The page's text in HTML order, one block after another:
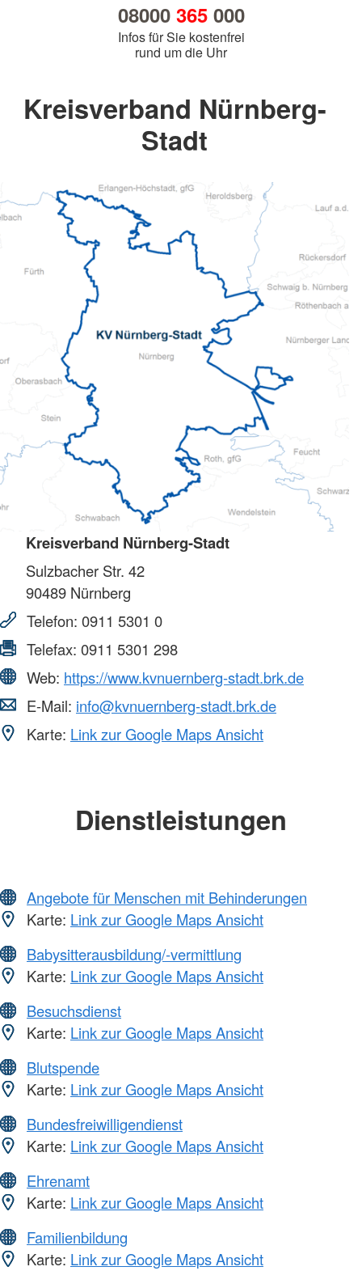
08000 365000
Infos für Sie kostenfrei
rund um die Uhr
Kreisverband Nürnberg-
Stadt
Kreisverband Nürnberg-Stadt
Sulzbacher Str. 42
90489 Nürnberg
Telefon: 0911 5301 0
Telefax: 0911 5301 298
Web: https://www.kvnuernberg-stadt.brk.de
E-Mail: info@kvnuernberg-stadt.brk.de
Karte: Link zur Google Maps Ansicht
Dienstleistungen
Angebote für Menschen mit Behinderungen
Karte: Link zur Google Maps Ansicht
Babysitterausbildung/-vermittlung
Karte: Link zur Google Maps Ansicht
Besuchsdienst
Karte: Link zur Google Maps Ansicht
Blutspende
Karte: Link zur Google Maps Ansicht
Bundesfreiwilligendienst
Karte: Link zur Google Maps Ansicht
Ehrenamt
Karte: Link zur Google Maps Ansicht
Familienbildung
Karte: Link zur Google Maps Ansicht